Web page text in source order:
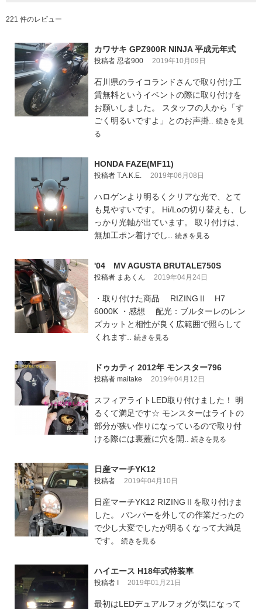
221 件のレビュー
カワサキ GPZ900R NINJA 平成元年式
投稿者 忍者900 2019年10月09日
石川県のライコランドさんで取り付け工
賃無料というイベントの際に取り付けを
お願いしました。 スタッフの人から「す
ごく明るいですよ」とのお声掛.. 続きを見
る
HONDA FAZE(MF11)
投稿者 T.A.K.E. 2019年06月08日
ハロゲンより明るくクリアな光で、とて
も見やすいです。 Hi/Loの切り替えも、し
っかり光軸が出ています。 取り付けは、
無加工ポン着けでし.. 続きを見る
'04 MV AGUSTA BRUTALE750S
投稿者 まあくん 2019年04月24日
・取り付けた商品 RIZINGⅡ H7
6000K ・感想 配光：ブルターレのレン
ズカットと相性が良く広範囲で照らして
くれます.. 続きを見る
ドゥカティ 2012年 モンスター796
投稿者 maitake 2019年04月12日
スフィアライトLED取り付けました！ 明
るくて満足です☆ モンスターはライトの
部分が狭い作りになっているので取り付
ける際には裏蓋に穴を開.. 続きを見る
日産マーチYK12
投稿者 2019年04月10日
日産マーチYK12 RIZINGⅡを取り付けま
した。 バンパーを外しての作業だったの
で少し大変でしたが明るくなって大満足
です。 続きを見る
ハイエース H18年式特装車
投稿者 I 2019年01月21日
最初はLEDデュアルフォグが気になって